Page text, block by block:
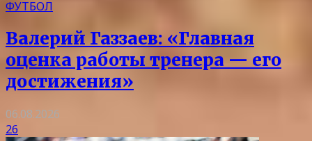
ФУТБОЛ
Валерий Газзаев: «Главная
оценка работы тренера — его
достижения»
06.08.2026
26